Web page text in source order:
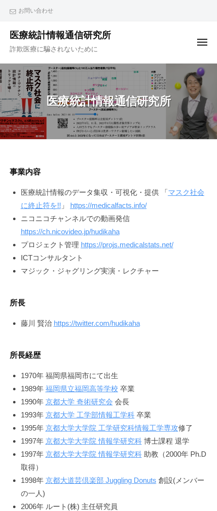
へ
ス
キ
ッ
プ
お問い合わせ
医療統計情報通信研究所
詐欺医療に騙されないために
メ
ー
医療統計情報通信研究所
医
療
統
情
報
信
所
30
by
magician
事業内容
医療統計情報のデータ集収・可視化・提供 「マスク社会
に終止符を!! 」 https://medicalfacts.info/
ニコニコチャンネルでの動画発信
https://ch.nicovideo.jp/hudikaha
プロジェクト管理 https://projs.medicalstats.net/
ICTコンサルタント
マジック・ジャグリング実演・レクチャー
所長
藤川 賢治 https://twitter.com/hudikaha
所長経歴
1970年 福岡県福岡市にて出生
1989年 福岡県立福岡高等学校 卒業
1990年 京都大学 奇術研究会 会長
1993年 京都大学 工学部情報工学科卒業
1995年 京都大学大学院 工学研究科情報工学専攻修了
1997年 京都大学大学院 情報学研究科博士課程 退学
1997年 京都大学大学院 情報学研究科助教（2000年 Ph.D
取得）
1998年 京都大道芸倶楽部 Juggling Donuts 創設(メンバー
の一人)
2006年 ルート(株) 主任研究員